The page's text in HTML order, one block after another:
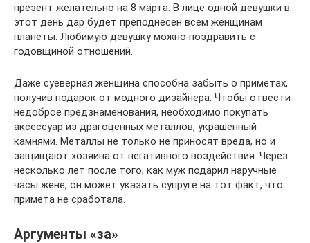
презент желательно на 8 марта. В лице одной девушки в
этот день дар будет преподнесен всем женщинам
планеты. Любимую девушку можно поздравить с
годовщиной отношений.
Даже суеверная женщина способна забыть о приметах,
получив подарок от модного дизайнера. Чтобы отвести
недоброе предзнаменования, необходимо покупать
аксессуар из драгоценных металлов, украшенный
камнями. Металлы не только не приносят вреда, но и
защищают хозяина от негативного воздействия. Через
несколько лет после того, как муж подарил наручные
часы жене, он может указать супруге на тот факт, что
примета не сработала.
Аргументы «за»